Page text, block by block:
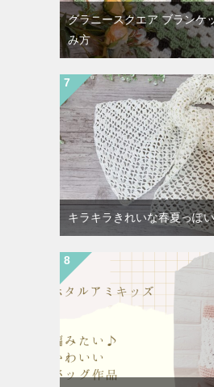
グラニースクエア ブランケ
み方
キラキラきれいな春夏っぽ